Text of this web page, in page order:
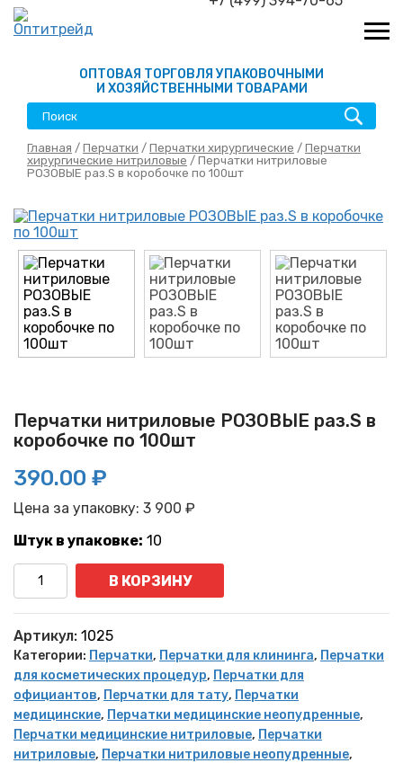
ОПТОВАЯ ТОРГОВЛЯ УПАКОВОЧНЫМИ
И ХОЗЯЙСТВЕННЫМИ ТОВАРАМИ
Главная / Перчатки / Перчатки хирургические / Перчатки
хирургические нитриловые / Перчатки нитриловые
РОЗОВЫЕ раз.S в коробочке по 100шт
Перчатки нитриловые РОЗОВЫЕ раз.S в
коробочке по 100шт
390.00 ₽
Цена за упаковку: 3 900 ₽
Штук в упаковке: 10
Количество
В КОРЗИНУ
Артикул: 1025
Категории: Перчатки, Перчатки для клининга, Перчатки
для косметических процедур, Перчатки для
официантов, Перчатки для тату, Перчатки
медицинские, Перчатки медицинские неопудренные,
Перчатки медицинские нитриловые, Перчатки
нитриловые, Перчатки нитриловые неопудренные,